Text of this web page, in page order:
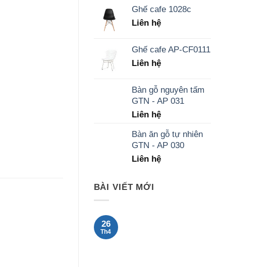
Ghế cafe 1028c
Liên hệ
Ghế cafe AP-CF0111
Liên hệ
Bàn gỗ nguyên tấm
GTN - AP 031
Liên hệ
Bàn ăn gỗ tự nhiên
GTN - AP 030
Liên hệ
BÀI VIẾT MỚI
26
Th4